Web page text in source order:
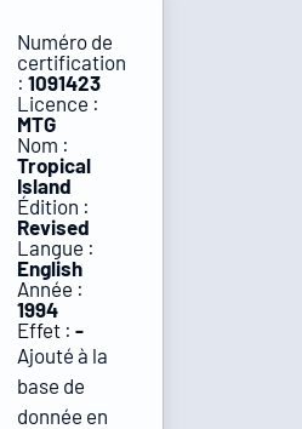
Numéro de
certification
: 1091423
Licence :
MTG
Nom :
Tropical
Island
Édition :
Revised
Langue :
English
Année :
1994
Effet : -
Ajouté à la
base de
donnée en